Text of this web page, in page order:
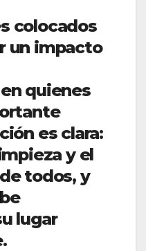
colocados
un impacto
quienes
es clara:
y el
todos, y
lugar